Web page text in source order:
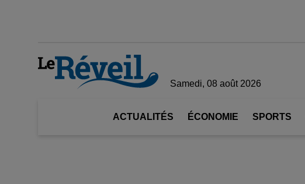
Samedi, 08 août 2026
ACTUALITÉS ÉCONOMIE SPORTS